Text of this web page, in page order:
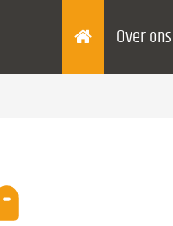
Over ons